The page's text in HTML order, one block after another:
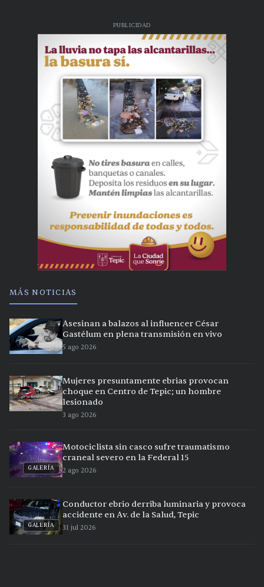
PUBLICIDAD
MÁS NOTICIAS
Asesinan a balazos al influencer César
Gastélum en plena transmisión en vivo
5 ago 2026
Mujeres presuntamente ebrias provocan
choque en Centro de Tepic; un hombre
lesionado
3 ago 2026
GALERÍA
Motociclista sin casco sufre traumatismo
craneal severo en la Federal 15
2 ago 2026
GALERÍA
Conductor ebrio derriba luminaria y provoca
accidente en Av. de la Salud, Tepic
31 jul 2026